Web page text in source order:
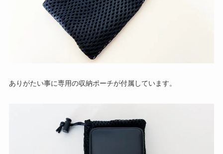
ありがたい事に専用の収納ポーチが付属しています。